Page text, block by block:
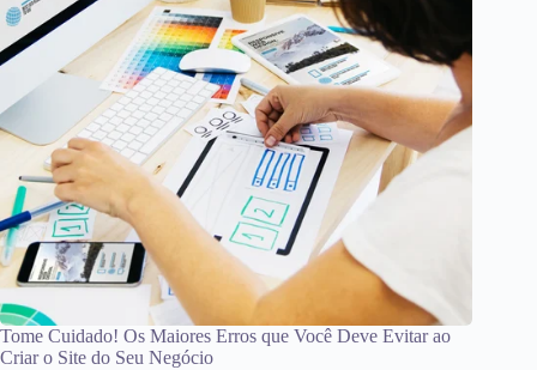
Tome Cuidado! Os Maiores Erros que Você Deve Evitar ao
Criar o Site do Seu Negócio